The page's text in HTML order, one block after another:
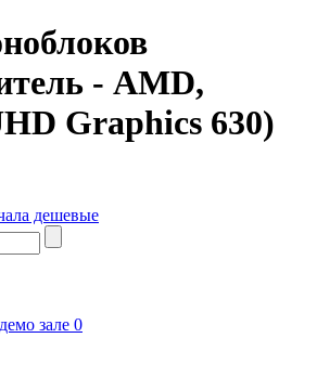
- AMD,
Graphics 630)
дешевые
зале 0